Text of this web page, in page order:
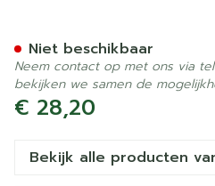
€ 28,20
Niet beschikbaar
Neem contact op met ons via
bekijken we samen de
Bekijk alle producten